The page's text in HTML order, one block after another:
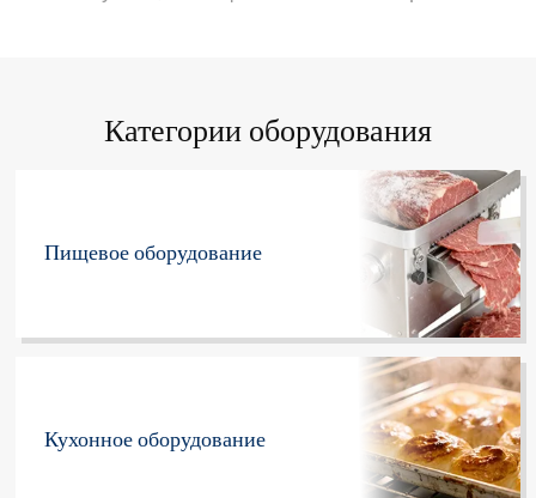
Категории оборудования
Пищевое оборудование
Кухонное оборудование